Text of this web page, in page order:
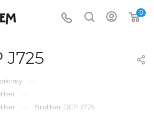
0
J725
—
—
— Brother DCP J725